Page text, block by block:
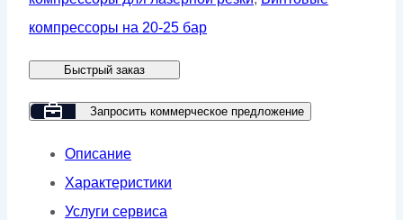
GM
20
VSD
компрессоры на 20-25 бар
Быстрый заказ
Запросить коммерческое предложение
Описание
Характеристики
Услуги сервиса